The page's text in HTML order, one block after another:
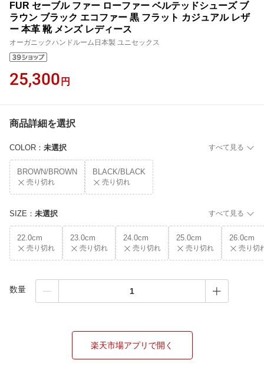
FUR セーブル ファー ローファー ベルテッドシューズ ブ
ラウン ブラック エコファー 黒 フラット カジュアル レザ
ー 本革 靴 メンズ レディース
オーガニックハンドルーム日本製 ユニセックス
25,300 円
商品詳細を選択
COLOR ： 未選択 すべて見る
BROWN/BROWN
売り切れ
BLACK/BLACK
売り切れ
SIZE ： 未選択 すべて見る
22.0cm
売り切れ
23.0cm
売り切れ
24.0cm
売り切れ
25.0cm
売り切れ
26.0cm
売り切
数量
楽天市場アプリで開く